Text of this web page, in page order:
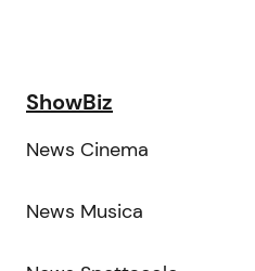
ShowBiz
News Cinema
News Musica